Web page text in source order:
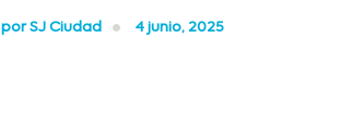
porSJ Ciudad 4 junio, 2025